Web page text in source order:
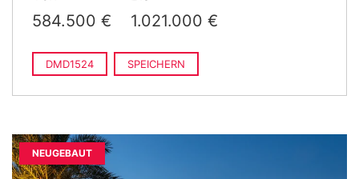
584.500 € 1.021.000 €
DMD1524 SPEICHERN
NEUGEBAUT